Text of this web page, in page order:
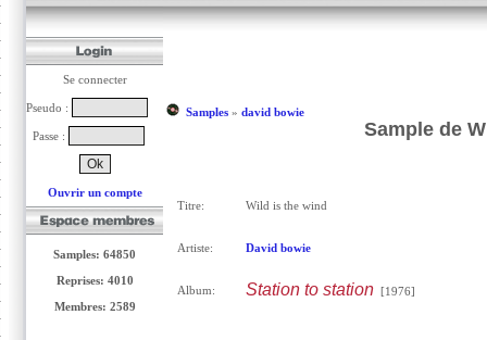
Se connecter
Pseudo :
Passe :
Ouvrir un compte
Samples: 64850
Reprises: 4010
Membres: 2589
Samples» david bowie
Sample de
Titre: Wild is the wind
Artiste: David bowie
Album: Station to station[1976]